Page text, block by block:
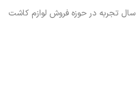
فروشگاه اینترنتی سپنتانیل با بیش از ۱۰ سال تجربه در حوزه فروش لوازم کاشت